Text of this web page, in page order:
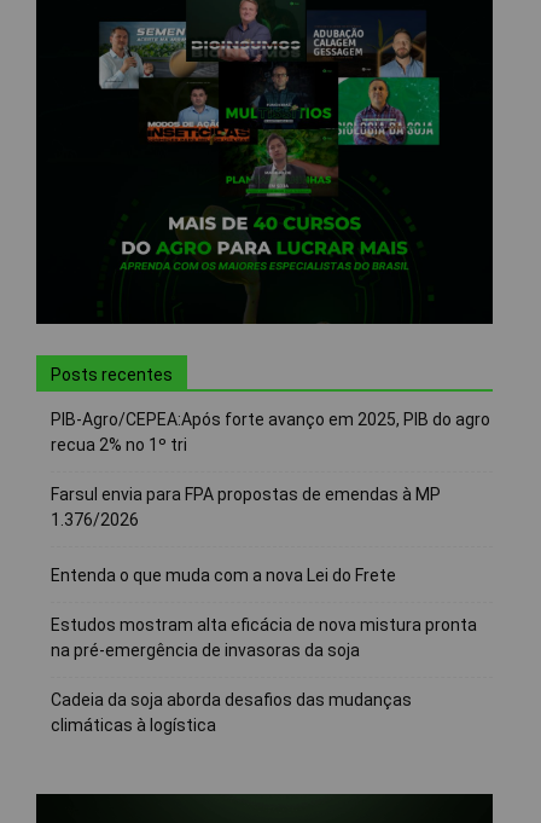
Posts recentes
PIB-Agro/CEPEA:Após forte avanço em 2025, PIB do agro
recua 2% no 1º tri
Farsul envia para FPA propostas de emendas à MP
1.376/2026
Entenda o que muda com a nova Lei do Frete
Estudos mostram alta eficácia de nova mistura pronta
na pré-emergência de invasoras da soja
Cadeia da soja aborda desafios das mudanças
climáticas à logística